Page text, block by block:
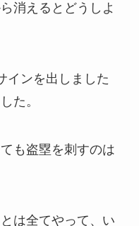
消えるとどうしよ
インを出しました
た。
も盗塁を刺すのは
は全てやって、い